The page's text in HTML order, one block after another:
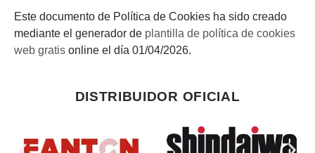
Este documento de Política de Cookies ha sido creado
mediante el generador de plantilla de política de cookies
web gratis online el día 01/04/2026.
DISTRIBUIDOR OFICIAL